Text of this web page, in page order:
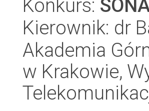
Konkurs:
Kierownik: dr
Akademia
w Krakowie,